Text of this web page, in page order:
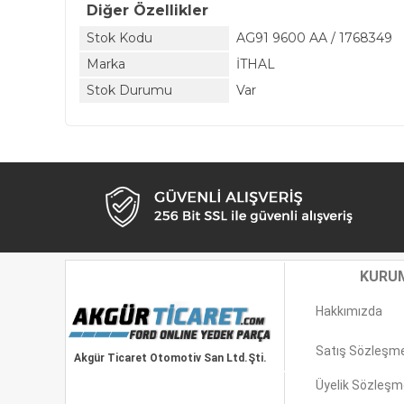
Diğer Özellikler
Stok Kodu
AG91 9600 AA / 1768349
Marka
İTHAL
Stok Durumu
Var
Akgür Ticaret Otomotiv San Ltd.Şti.
Hakkımızda
Satış
Üyelik